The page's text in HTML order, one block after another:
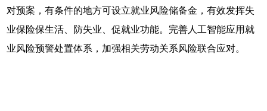
对预案，有条件的地方可设立就业风险储备金，有效发挥失
业保险保生活、防失业、促就业功能。完善人工智能应用就
业风险预警处置体系，加强相关劳动关系风险联合应对。